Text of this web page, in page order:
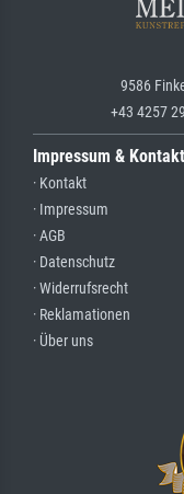
9586
+43 4257
Impressum & Kontakt
· Kontakt
· Impressum
· AGB
· Datenschutz
· Widerrufsrecht
· Reklamationen
· Über uns